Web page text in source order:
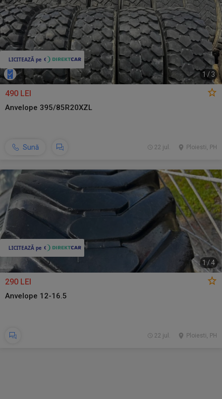
1 / 3
490 LEI
Anvelope 395/85R20XZL
Sună Ploiesti, PH
22 jul.
1 /4
290 LEI
Anvelope 12-16.5
Ploiesti, PH
22 jul.